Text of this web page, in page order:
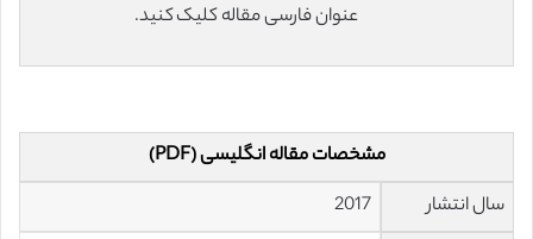
عنوان فارسی مقاله کلیک کنید.
مشخصات مقاله انگلیسی (PDF)
سال انتشار
2017